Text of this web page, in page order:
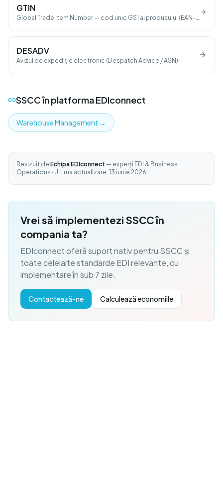
GTIN
Global Trade Item Number — cod unic GS1 al produsului (EAN-
DESADV
Avizul de expediție electronic (Despatch Advice / ASN).
SSCCîn platforma EDIconnect
Warehouse Management →
Revizuit de Echipa EDIconnect — experți EDI & Business
Operations · Ultima actualizare: 13 iunie 2026
Vrei să implementezi SSCC în
compania ta?
EDIconnect oferă suport nativ pentru SSCC și
toate celelalte standarde EDI relevante, cu
implementare în sub 7 zile.
Contactează-ne Calculează economiile